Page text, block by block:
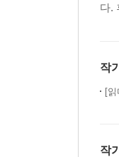
다.
작
[읽
작